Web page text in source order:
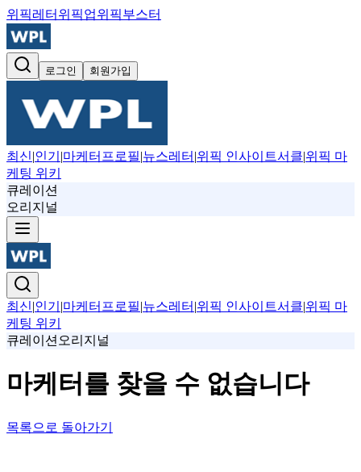
위픽레터 위픽업위픽부스터
로그인 회원가입
최신|인기 |마케터프로필|뉴스레터 |위픽 인사이트서클|위픽 마
케팅 위키
큐레이션
오리지널
최신|인기 |마케터프로필|뉴스레터 |위픽 인사이트서클|위픽 마
케팅 위키
큐레이션 오리지널
마케터를 찾을 수 없습니다
목록으로 돌아가기